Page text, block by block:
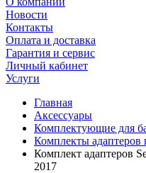
Новости
Контакты
Оплата и доставка
Гарантия и сервис
Личный кабинет
Услуги
Главная
Аксессуары
Комплектующие для
Комплекты адаптеров
Комплект адаптеров
2017